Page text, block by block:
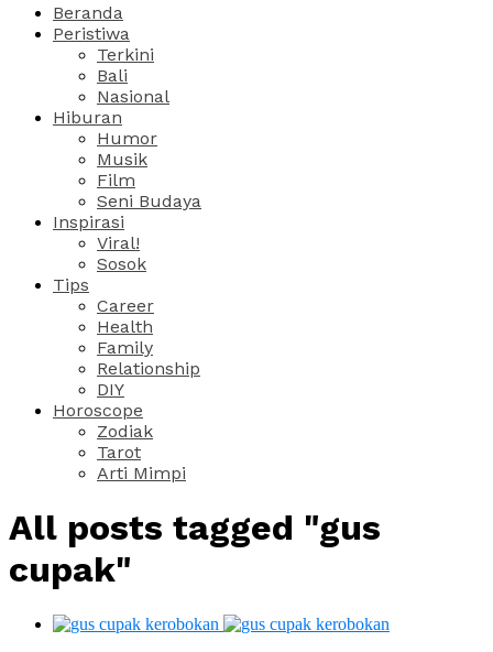
Beranda
Peristiwa
Terkini
Bali
Nasional
Hiburan
Humor
Musik
Film
Seni Budaya
Inspirasi
Viral!
Sosok
Tips
Career
Health
Family
Relationship
DIY
Horoscope
Zodiak
Tarot
Arti Mimpi
All posts tagged "gus
cupak"